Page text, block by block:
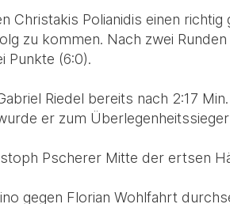
Christakis Polianidis einen
zu kommen. Nach zwei
Punkte (6:0).
Riedel bereits nach 2:17
er zum
Pscherer Mitte der ertsen
gegen Florian Wohlfahrt